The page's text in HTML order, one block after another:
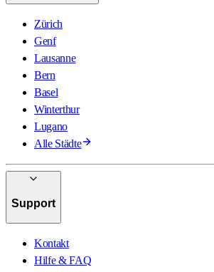
Zürich
Genf
Lausanne
Bern
Basel
Winterthur
Lugano
Alle Städte
Support
Kontakt
Hilfe & FAQ